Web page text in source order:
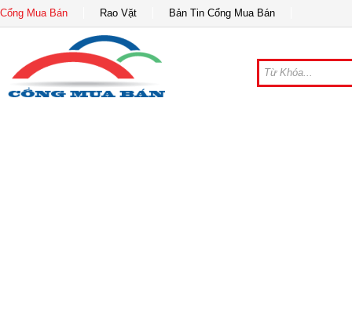
Cổng Mua Bán Rao Vặt Bản Tin Cổng Mua Bán